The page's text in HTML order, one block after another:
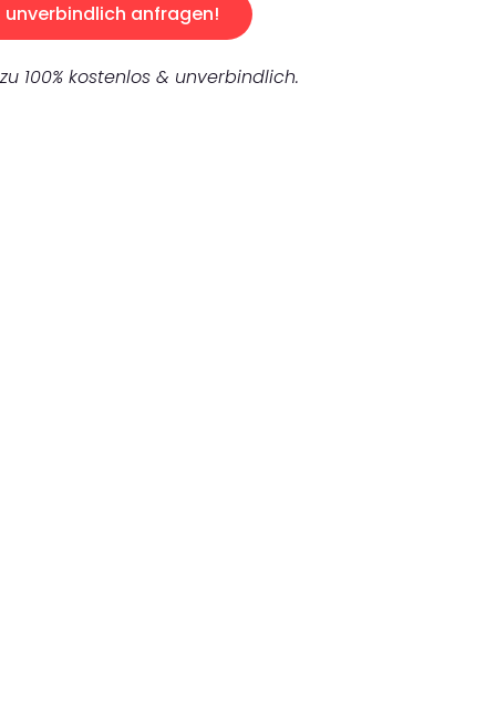
unverbindlich anfragen!
100% kostenlos & unverbindlich.